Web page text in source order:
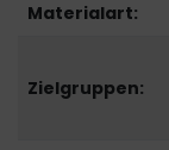
Materialart:
Zielgruppen: